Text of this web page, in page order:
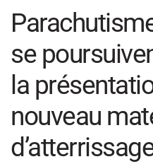
se
la
nouveau